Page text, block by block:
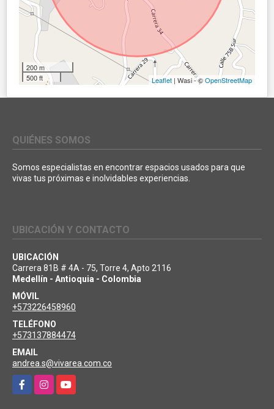
200 m
500 ft
Leaflet | Wasi - ©OpenStreetMap
QUIÉNES SOMOS
Somos especialistas en encontrar espacios usados para que
vivas tus próximas e inolvidables experiencias.
UBICACIÓN Y CONTACTO
UBICACIÓN
Carrera 81B # 4A - 75, Torre 4, Apto 2116
Medellín - Antioquia - Colombia
MÓVIL
+573226458960
TELÉFONO
+573137884474
EMAIL
andrea.s@vivarea.com.co
FacebookInstagramYouTube